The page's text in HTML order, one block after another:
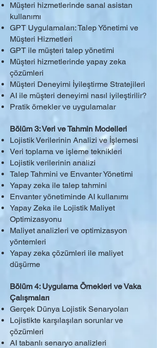
Müşteri hizmetlerinde sanal asistan
kullanımı
GPT Uygulamaları: Talep Yönetimi ve
Müşteri Hizmetleri
GPT ile müşteri talep yönetimi
Müşteri hizmetlerinde yapay zeka
çözümleri
Müşteri Deneyimi İyileştirme Stratejileri
AI ile müşteri deneyimi nasıl iyileştirilir?
Pratik örnekler ve uygulamalar
Bölüm 3: Veri ve Tahmin Modelleri
Lojistik Verilerinin Analizi ve İşlemesi
Veri toplama ve işleme teknikleri
Lojistik verilerinin analizi
Talep Tahmini ve Envanter Yönetimi
Yapay zeka ile talep tahmini
Envanter yönetiminde AI kullanımı
Yapay Zeka ile Lojistik Maliyet
Optimizasyonu
Maliyet analizleri ve optimizasyon
yöntemleri
Yapay zeka çözümleri ile maliyet
düşürme
Bölüm 4: Uygulama Örnekleri ve Vaka
Çalışmaları
Gerçek Dünya Lojistik Senaryoları
Lojistikte karşılaşılan sorunlar ve
çözümleri
AI tabanlı senaryo analizleri